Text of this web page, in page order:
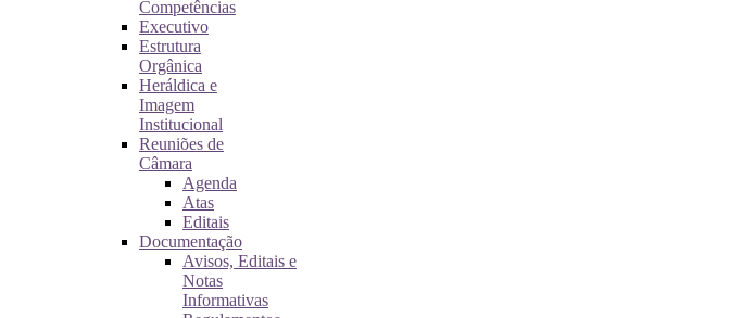
Competências
Executivo
Estrutura
Orgânica
Heráldica e
Imagem
Institucional
Reuniões de
Câmara
Agenda
Atas
Editais
Documentação
Avisos, Editais e
Notas
Informativas